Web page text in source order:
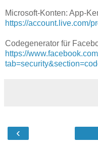
Microsoft-Konten: App-
https://account.live.com/
Codegenerator für
https://
‹